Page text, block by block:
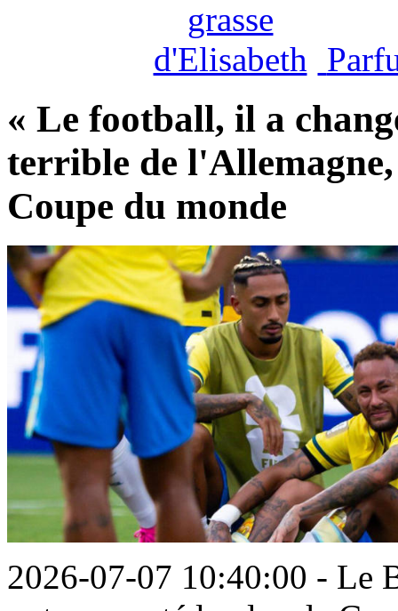
« Le football, il a
terrible de
Coupe du monde
2026-07-07 10:40:00 - Le